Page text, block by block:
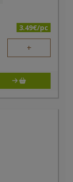
3.49€/pc
+